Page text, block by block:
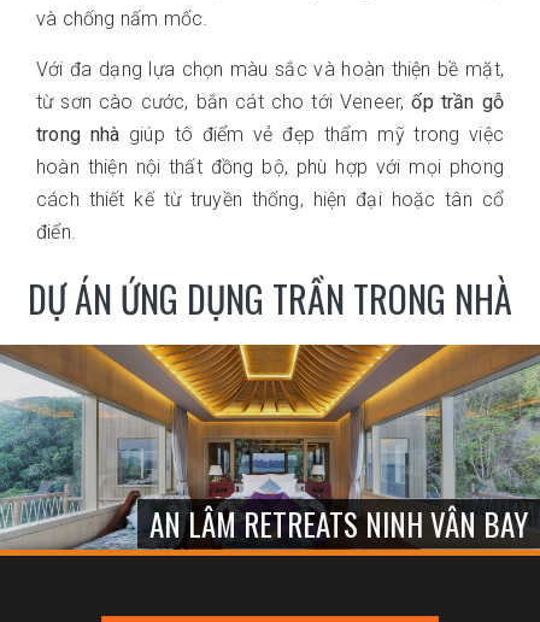
và chống nấm mốc.
Với đa dạng lựa chọn màu sắc và hoàn thiện bề mặt,
từ sơn cào cước, bắn cát cho tới Veneer,ốp trần gỗ
trong nhà giúp tô điểm vẻ đẹp thẩm mỹ trong việc
hoàn thiện nội thất đồng bộ, phù hợp với mọi phong
cách thiết kế từ truyền thống, hiện đại hoặc tân cổ
điển.
DỰ ÁN ỨNG DỤNG TRẦN TRONG NHÀ
AN LÂM RETREATS NINH VÂN BAY